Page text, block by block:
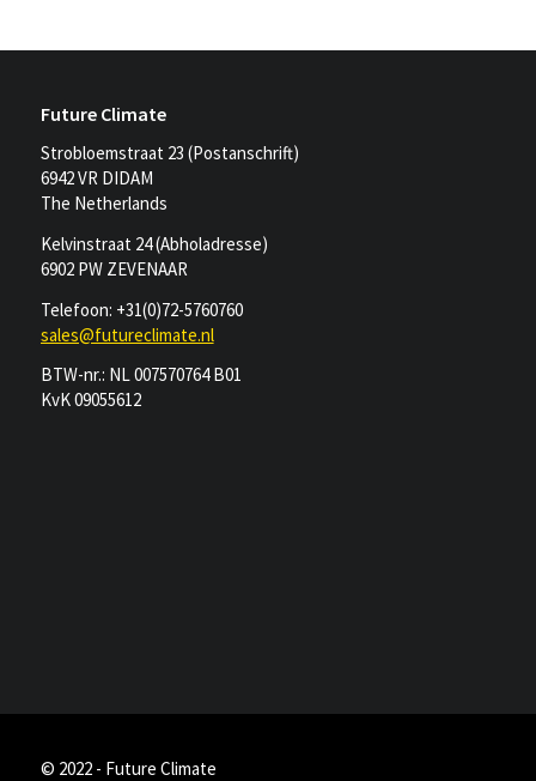
Future Climate
Strobloemstraat 23 (Postanschrift)
6942 VR DIDAM
The Netherlands
Kelvinstraat 24 (Abholadresse)
6902 PW ZEVENAAR
Telefoon: +31(0)72-5760760
sales@futureclimate.nl
BTW-nr.: NL 007570764 B01
KvK 09055612
© 2022 - Future Climate